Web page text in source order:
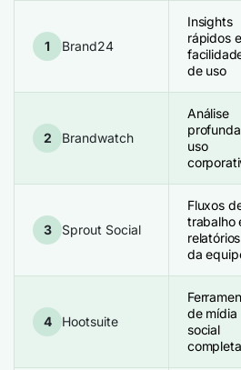
1 Brand24
Insights
rápidos e
de uso
2 Brandwatch
Análise
uso
3 Sprout Social
Fluxos
trabalho
relatórios
da
4 Hootsuite
de mídia
social
completa